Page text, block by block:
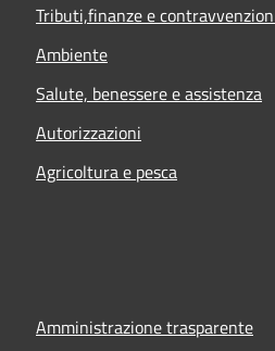
Tributi,finanze e
Ambiente
Salute, benessere e assistenza
Autorizzazioni
Agricoltura e pesca
Amministrazione trasparente